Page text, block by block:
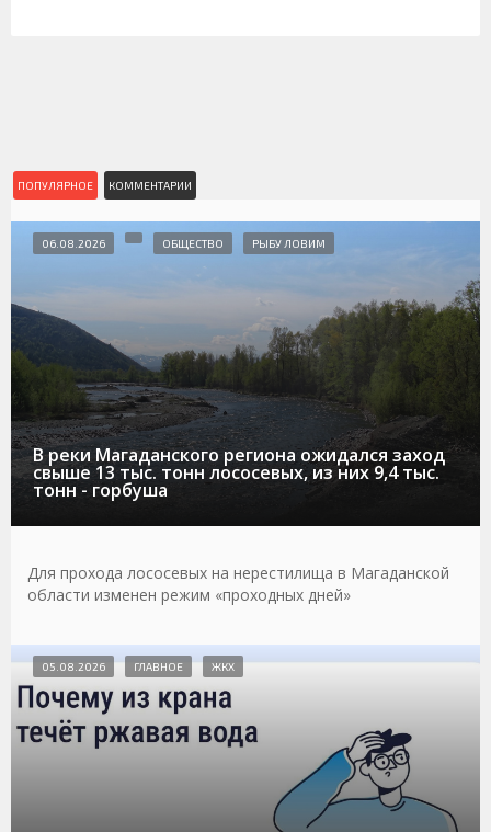
ПОПУЛЯРНОЕ КОММЕНТАРИИ
В реки Магаданского региона ожидался заход
свыше 13 тыс. тонн лососевых, из них 9,4 тыс.
тонн - горбуша
06.08.2026 ОБЩЕСТВО РЫБУ ЛОВИМ
Для прохода лососевых на нерестилища в Магаданской
области изменен режим «проходных дней»
05.08.2026 ГЛАВНОЕ ЖКХ